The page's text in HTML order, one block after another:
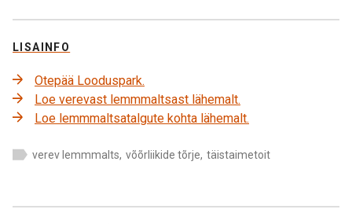
LISAINFO
Otepää Looduspark.
Loe verevast lemmmaltsast lähemalt.
Loe lemmmaltsatalgute kohta lähemalt.
verev lemmmalts, võõrliikide tõrje, täistaimetoit